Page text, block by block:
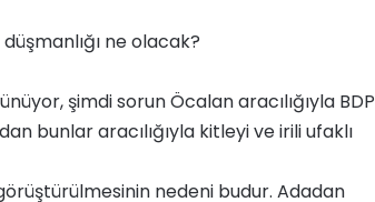
ne olacak?
şimdi sorun Öcalan aracılığıyla BDP
bunlar aracılığıyla kitleyi ve irili ufaklı
nedeni budur. Adadan